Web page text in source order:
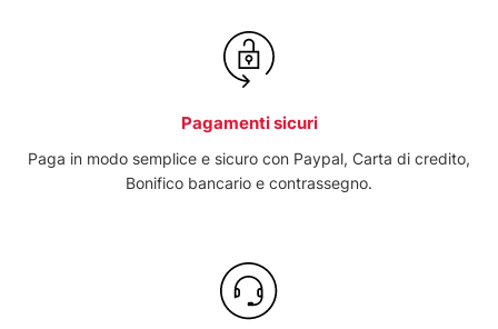
Pagamenti sicuri
Paga in modo semplice e sicuro con Paypal, Carta di credito,
Bonifico bancario e contrassegno.